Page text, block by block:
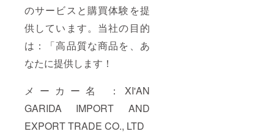
のサービスと購買体験を提
供しています。当社の目的
は：「高品質な商品を、あ
なたに提供します！
メーカー名 ：XI'AN
GARIDA IMPORT AND
EXPORT TRADE CO., LTD